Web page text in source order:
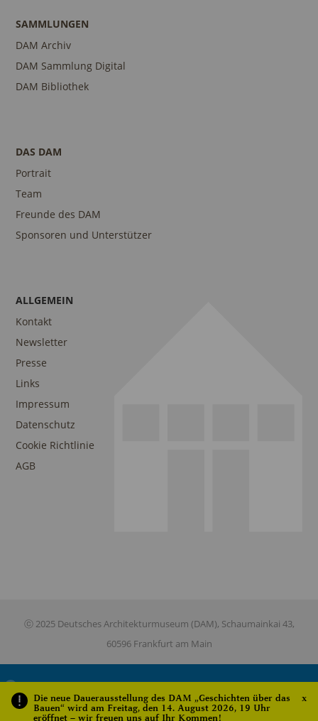
SAMMLUNGEN
DAM Archiv
DAM Sammlung Digital
DAM Bibliothek
DAS DAM
Portrait
Team
Freunde des DAM
Sponsoren und Unterstützer
ALLGEMEIN
Kontakt
Newsletter
Presse
Links
Impressum
Datenschutz
Cookie Richtlinie
AGB
ⓒ 2025 Deutsches Architekturmuseum (DAM), Schaumainkai 43,
60596 Frankfurt am Main
Die neue Dauerausstellung des DAM „Geschichten über das
Bauen“ wird am Freitag, den 14. August 2026, 19 Uhr
eröffnet – wir freuen uns auf Ihr Kommen!
x
production site key toremove this banner.